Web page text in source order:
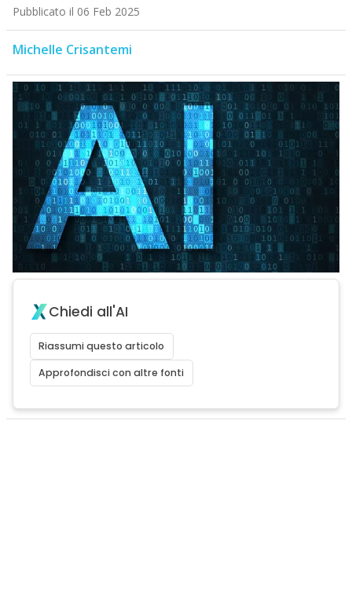
Pubblicato il 06 Feb 2025
Michelle Crisantemi
Chiedi all'AI
Riassumi questo articolo
Approfondisci con altre fonti